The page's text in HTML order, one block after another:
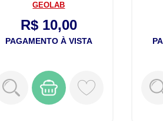
GEOLAB
R$ 10,00
PAGAMENTO À VISTA